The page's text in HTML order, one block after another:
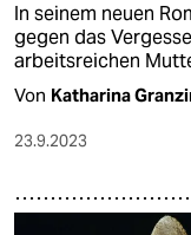
In seinem neuen
gegen das
arbeitsreichen
Von Katharina
23.9.2023